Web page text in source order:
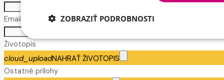
Email *
Životopis
cloud_uploadNAHRAŤ ŽIVOTOPIS
Ostatné prílohy
ZOBRAZIŤ PODROBNOSTI